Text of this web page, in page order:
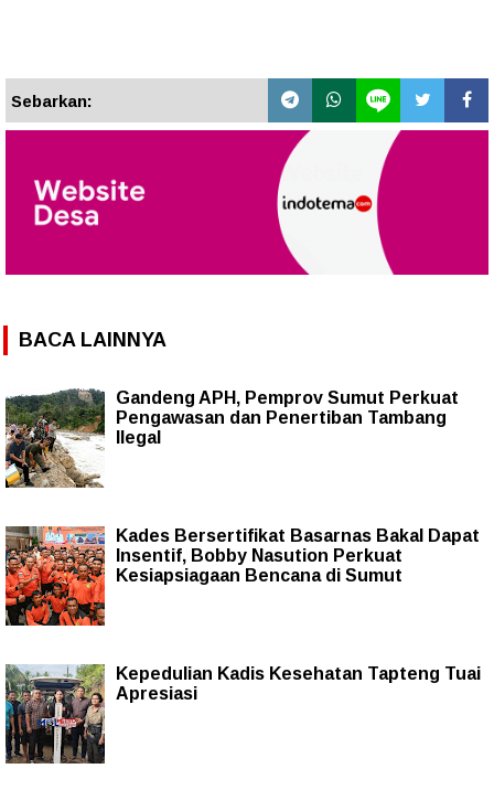
Sebarkan:
BACA LAINNYA
Gandeng APH, Pemprov Sumut Perkuat
Pengawasan dan Penertiban Tambang
Ilegal
Kades Bersertifikat Basarnas Bakal Dapat
Insentif, Bobby Nasution Perkuat
Kesiapsiagaan Bencana di Sumut
Kepedulian Kadis Kesehatan Tapteng Tuai
Apresiasi